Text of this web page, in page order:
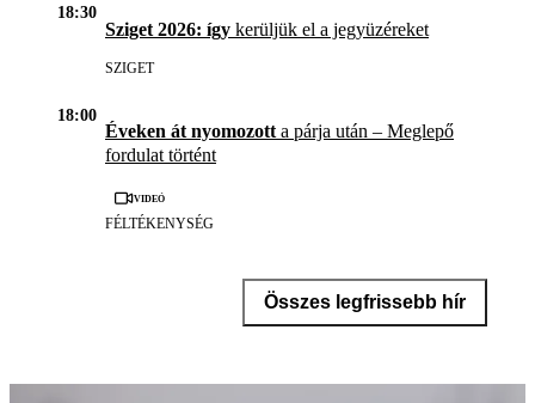
18:30
Sziget 2026: így kerüljük el a jegyüzéreket
SZIGET
18:00
Éveken át nyomozott a párja után – Meglepő
fordulat történt
Videó
FÉLTÉKENYSÉG
Összes legfrissebb hír